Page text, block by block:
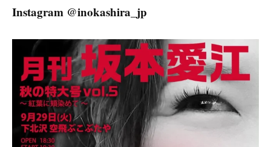
Instagram @inokashira_jp